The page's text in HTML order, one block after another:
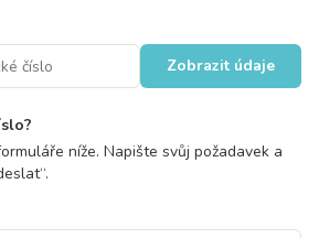
Zobrazit údaje
níže. Napište svůj požadavek a